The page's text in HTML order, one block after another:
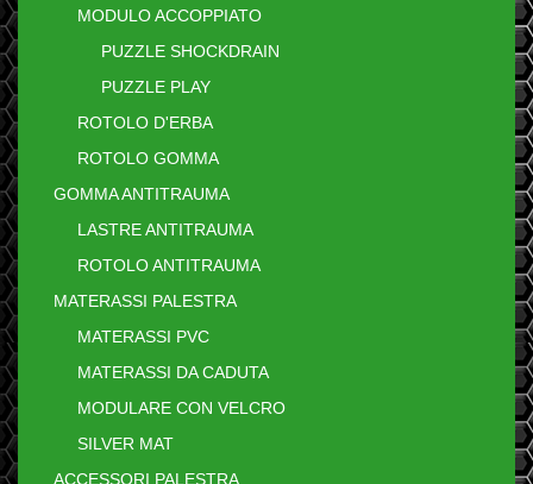
MODULO ACCOPPIATO
PUZZLE SHOCKDRAIN
PUZZLE PLAY
ROTOLO D'ERBA
ROTOLO GOMMA
GOMMA ANTITRAUMA
LASTRE ANTITRAUMA
ROTOLO ANTITRAUMA
MATERASSI PALESTRA
MATERASSI PVC
MATERASSI DA CADUTA
MODULARE CON VELCRO
SILVER MAT
ACCESSORI PALESTRA